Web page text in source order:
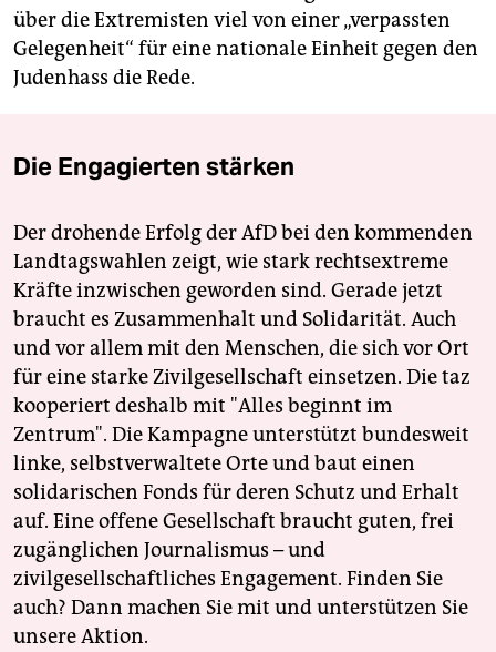
über die Extremisten viel von einer „verpassten
Gelegenheit“ für eine nationale Einheit gegen den
Judenhass die Rede.
Die Engagierten stärken
Der drohende Erfolg der AfD bei den kommenden
Landtagswahlen zeigt, wie stark rechtsextreme
Kräfte inzwischen geworden sind. Gerade jetzt
braucht es Zusammenhalt und Solidarität. Auch
und vor allem mit den Menschen, die sich vor Ort
für eine starke Zivilgesellschaft einsetzen. Die taz
kooperiert deshalb mit "Alles beginnt im
Zentrum". Die Kampagne unterstützt bundesweit
linke, selbstverwaltete Orte und baut einen
solidarischen Fonds für deren Schutz und Erhalt
auf. Eine offene Gesellschaft braucht guten, frei
zugänglichen Journalismus – und
zivilgesellschaftliches Engagement. Finden Sie
auch? Dann machen Sie mit und unterstützen Sie
unsere Aktion.